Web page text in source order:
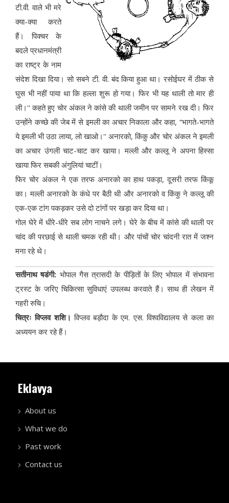
टी.वी. वाले भी मरे
क्या-क्या करते
हैं। पिक्चर के
बदले प्रधानमंत्री
का राष्ट्र के नाम
संदेश दिखा दिया। सो सबने टी. वी. बंद किया हुआ था। रसोईघर में ठीक से
घुस भी नहीं पाया था कि हल्ला शुरू हो गया। फिर भी यह थाली तो मार ही
ली।'' कहते हुए चोर अंकल ने कांसे की थाली जमीन पर सामने रख दी। फिर
उन्होंने कच्छे की जेब में से इमली का अचार निकाला और कहा, “भागते-भागते
ये इमली भी उठा लाया, लो खाओ।'' अनारको, किंकु और चोर अंकल ने इमली
का अचार उंगली चाट-चाट कर खाया। मल्ली और कल्लू ने अपना हिस्सा
खाया फिर सबकी अंगुलियां चाटीं।
फिर चोर अंकल ने एक तरफ अनारको का हाथ पकड़ा, दूसरी तरफ किंकू
का। मल्ली अनारको के कंधे पर बैठी थी और अनारको व किंकु ने कल्लू की
एक-एक टांग पकड़कर उसे दो टांगों पर खड़ा कर दिया था।
गोल घेरे में धीरे-धीरे सब लोग नाचने लगे। घेरे के बीच में कांसे की थाली पर
चांद की परछाई से थाली चमक रही थी। और पांचों चोर चांदनी रात में जश्न
मना रहे थे।
सतीनाथ षडंगी: भोपाल गैस त्रासदी के पीड़ितों के लिए भोपाल में संभावना
ट्रस्ट के जरिए चिकित्सा सुविधाएं उपलब्ध करवाते हैं। साथ ही लेखन में
गहरी रुचि।
चित्रः विप्लव शशि। विप्लव बड़ौदा के एम. एस. विश्वविद्यालय से कला का
अध्ययन कर रहे हैं।
Eklavya
About us
What we do
Past work
Contact us